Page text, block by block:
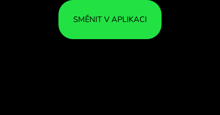
SMĚNIT V APLIKACI